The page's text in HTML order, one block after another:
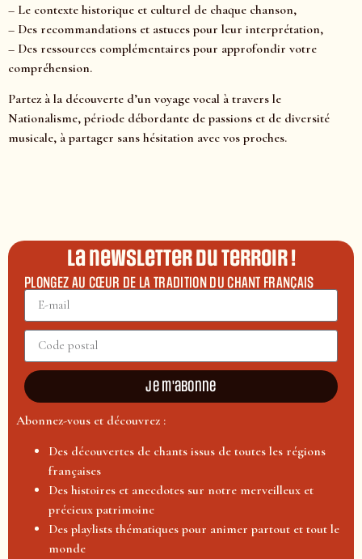
– Le contexte historique et culturel de chaque chanson,
– Des recommandations et astuces pour leur interprétation,
– Des ressources complémentaires pour approfondir votre
compréhension.
Partez à la découverte d’un voyage vocal à travers le
Nationalisme, période débordante de passions et de diversité
musicale, à partager sans hésitation avec vos proches.
La newsletter du terroir !
PLONGEZ AU CŒUR DE LA TRADITION DU CHANT FRANÇAIS
Je m'abonne
Abonnez-vous et découvrez :
Des découvertes de chants issus de toutes les régions
françaises
Des histoires et anecdotes sur notre merveilleux et
précieux patrimoine
Des playlists thématiques pour animer partout et tout le
monde